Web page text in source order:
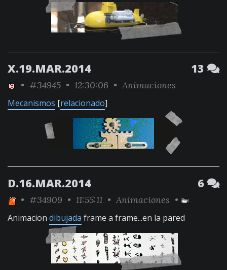
X.19.MAR.2014 13
• #34945 • 12:30:06 • Animaciones
Mecanismos [relacionado]
D.16.MAR.2014 6
• #34909 • 11:55:11 • Animaciones •
Animacion dibujada frame a frame...en la pared